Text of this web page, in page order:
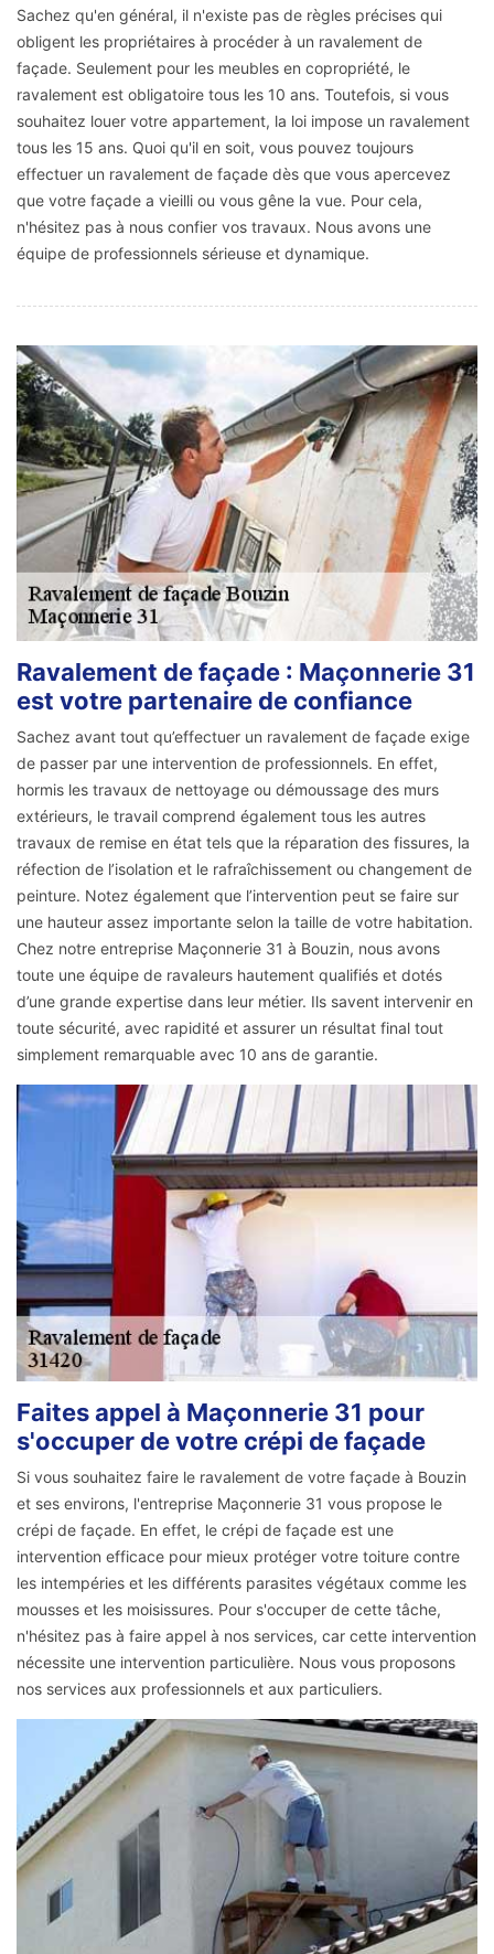
Sachez qu'en général, il n'existe pas de règles précises qui
obligent les propriétaires à procéder à un ravalement de
façade. Seulement pour les meubles en copropriété, le
ravalement est obligatoire tous les 10 ans. Toutefois, si vous
souhaitez louer votre appartement, la loi impose un ravalement
tous les 15 ans. Quoi qu'il en soit, vous pouvez toujours
effectuer un ravalement de façade dès que vous apercevez
que votre façade a vieilli ou vous gêne la vue. Pour cela,
n'hésitez pas à nous confier vos travaux. Nous avons une
équipe de professionnels sérieuse et dynamique.
Ravalement de façade : Maçonnerie 31
est votre partenaire de confiance
Sachez avant tout qu’effectuer un ravalement de façade exige
de passer par une intervention de professionnels. En effet,
hormis les travaux de nettoyage ou démoussage des murs
extérieurs, le travail comprend également tous les autres
travaux de remise en état tels que la réparation des fissures, la
réfection de l’isolation et le rafraîchissement ou changement de
peinture. Notez également que l’intervention peut se faire sur
une hauteur assez importante selon la taille de votre habitation.
Chez notre entreprise Maçonnerie 31 à Bouzin, nous avons
toute une équipe de ravaleurs hautement qualifiés et dotés
d’une grande expertise dans leur métier. Ils savent intervenir en
toute sécurité, avec rapidité et assurer un résultat final tout
simplement remarquable avec 10 ans de garantie.
Faites appel à Maçonnerie 31 pour
s'occuper de votre crépi de façade
Si vous souhaitez faire le ravalement de votre façade à Bouzin
et ses environs, l'entreprise Maçonnerie 31 vous propose le
crépi de façade. En effet, le crépi de façade est une
intervention efficace pour mieux protéger votre toiture contre
les intempéries et les différents parasites végétaux comme les
mousses et les moisissures. Pour s'occuper de cette tâche,
n'hésitez pas à faire appel à nos services, car cette intervention
nécessite une intervention particulière. Nous vous proposons
nos services aux professionnels et aux particuliers.